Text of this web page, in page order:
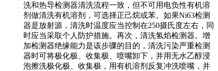
洗和热导检测器清洗流程一致，但不可用电负性有机溶
剂做清洗有机溶剂，可选择正己烷或苯。如果Ni63检测
器是放射源，清洗时温度应当控制在250摄氏度左右，同
时应当采取个人防护措施。再次，清洗氢焰检测器。增
加检测器绝缘能力是该步骤的目的，清洗污染严重检测
器时可将极化极、收集极、喷嘴卸下，并用无水乙醇浸
泡擦洗极化极、收集极，用有机溶剂反复冲洗喷嘴，并